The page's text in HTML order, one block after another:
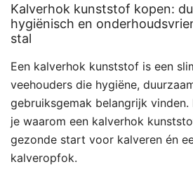
Kalverhok kunststof kopen:
hygiënisch en
stal
Een kalverhok kunststof is een
veehouders die hygiëne,
gebruiksgemak belangrijk
je waarom een kalverhok
gezonde start voor kalveren én
kalveropfok.